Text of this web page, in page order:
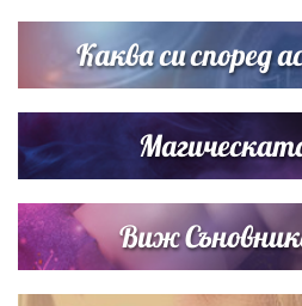
Каква си според
Виж